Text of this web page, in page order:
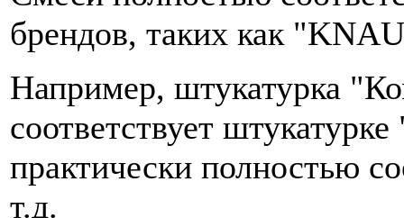
брендов, таких как
Например, штукатурка
соответствует
практически полностью
т.д.